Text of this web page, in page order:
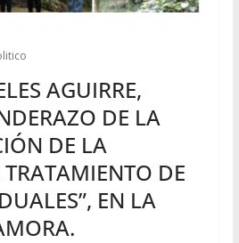
AGUIRRE,
DE LA
DE LA
DE
EN LA